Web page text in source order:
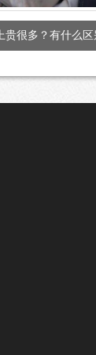
贵很多？有什么区